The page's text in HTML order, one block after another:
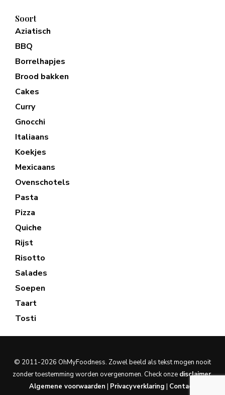
Soort
Aziatisch
BBQ
Borrelhapjes
Brood bakken
Cakes
Curry
Gnocchi
Italiaans
Koekjes
Mexicaans
Ovenschotels
Pasta
Pizza
Quiche
Rijst
Risotto
Salades
Soepen
Taart
Tosti
© 2011-2026 OhMyFoodness. Zowel beeld als tekst mogen nooit
zonder toestemming worden overgenomen. Check onze disclaimer.
Algemene voorwaarden | Privacyverklaring | Contact